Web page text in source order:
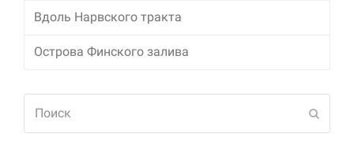
Вдоль Нарвского тракта
Острова Финского залива